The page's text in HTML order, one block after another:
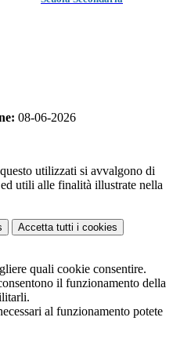
08-06-2026
utilizzati si avvalgono di
utili alle finalità illustrate nella
Accetta tutti i cookies
quali cookie consentire.
il funzionamento della
al funzionamento potete